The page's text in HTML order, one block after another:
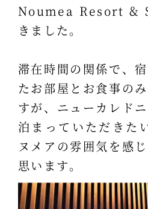
Noumea Resort &
きました。
滞在時間の関係で、
たお部屋とお食事の
すが、ニューカレド
泊まっていただきた
ヌメアの雰囲気を感
思います。